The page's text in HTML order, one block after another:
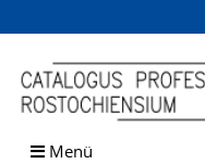
Browsen
direkt zum Inhalt
Menü